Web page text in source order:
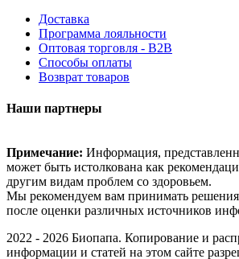
Доставка
Программа лояльности
Оптовая торговля - B2B
Способы оплаты
Возврат товаров
Наши партнеры
Примечание: Информация,
может быть истолкована как
другим видам проблем со здоровьем.
Мы рекомендуем вам принимать
после оценки различных источников
2022 - 2026 Биопапа. Копирование и
информации и статей на этом сайте